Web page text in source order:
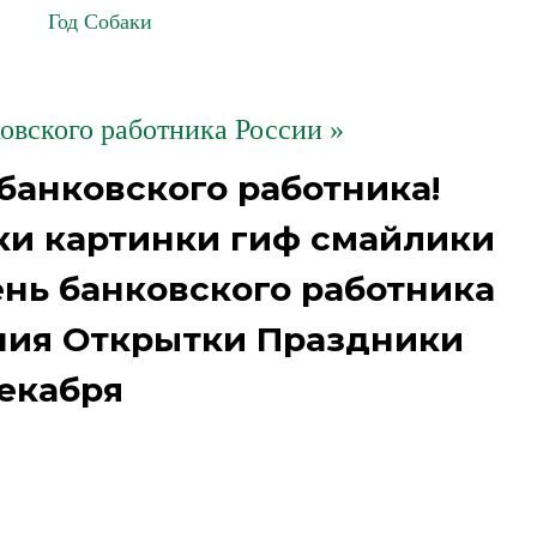
Год Собаки
работника России »
работника!
картинки гиф смайлики
банковского работника
Открытки Праздники